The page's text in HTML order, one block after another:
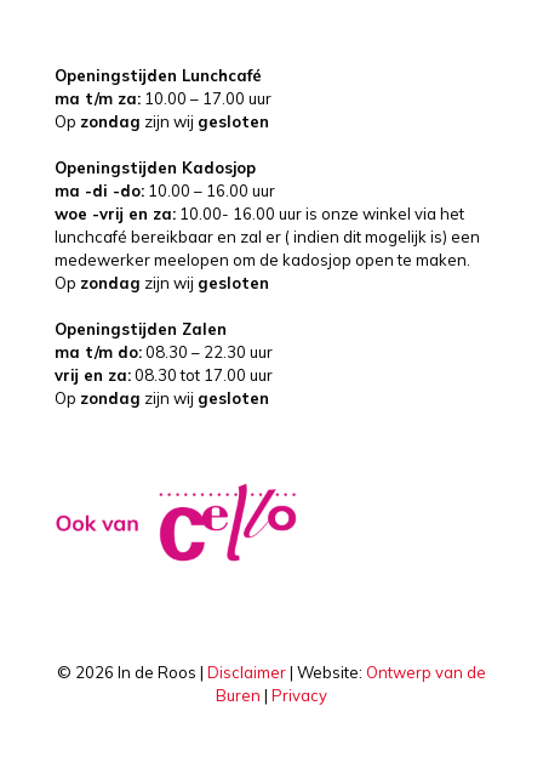
Openingstijden Lunchcafé
ma t/m za: 10.00 – 17.00 uur
Op zondag zijn wij gesloten
Openingstijden Kadosjop
ma -di -do: 10.00 – 16.00 uur
woe -vrij en za: 10.00- 16.00 uur is onze winkel via het
lunchcafé bereikbaar en zal er ( indien dit mogelijk is) een
medewerker meelopen om de kadosjop open te maken.
Op zondag zijn wij gesloten
Openingstijden Zalen
ma t/m do:08.30 – 22.30 uur
vrij en za:08.30 tot 17.00 uur
Op zondag zijn wij gesloten
© 2026 In de Roos | Disclaimer| Website: Ontwerp van de
Buren | Privacy